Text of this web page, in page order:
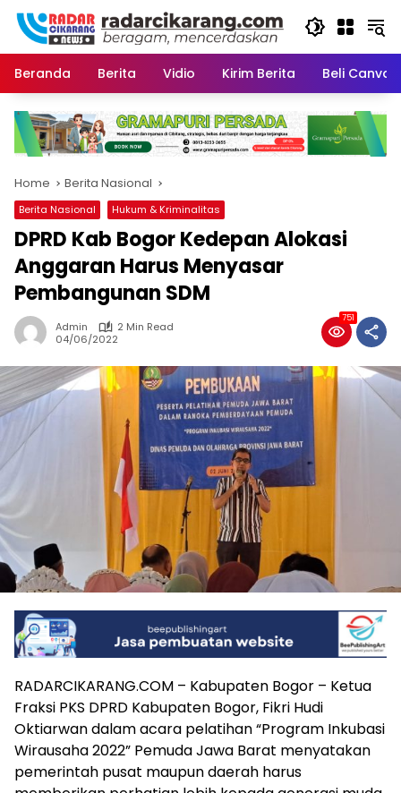
Skip
content
Beranda
Berita Vidio Kirim Berita Beli
Home Berita Nasional
Berita Nasional Hukum & Kriminalitas
DPRD Kab Bogor Kedepan Alokasi
Anggaran Harus Menyasar
Pembangunan SDM
Admin
2 Min Read
04/06/2022
751
RADARCIKARANG.COM – Kabupaten Bogor – Ketua
Fraksi PKS DPRD Kabupaten Bogor, Fikri Hudi
Oktiarwan dalam acara pelatihan “Program Inkubasi
Wirausaha 2022” Pemuda Jawa Barat menyatakan
pemerintah pusat maupun daerah harus